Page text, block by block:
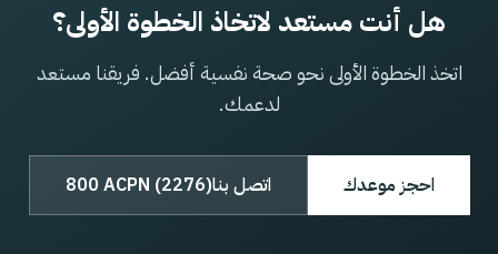
هل أنت مستعد لاتخاذ الخطوة الأولى؟
اتخذ الخطوة الأولى نحو صحة نفسية أفضل. فريقنا مستعد
لدعمك.
احجز موعدك اتصل بنا800 ACPN (2276)